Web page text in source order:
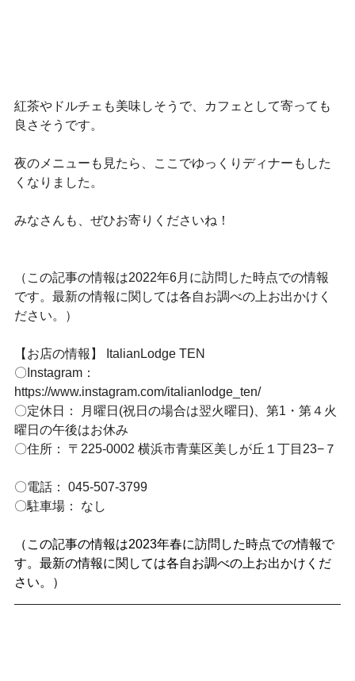
紅茶やドルチェも美味しそうで、カフェとして寄っても
良さそうです。
夜のメニューも見たら、ここでゆっくりディナーもした
くなりました。
みなさんも、ぜひお寄りくださいね！
（この記事の情報は2022年6月に訪問した時点での情報
です。最新の情報に関しては各自お調べの上お出かけく
ださい。）
【お店の情報】 ItalianLodge TEN
〇Instagram：
https://www.instagram.com/italianlodge_ten/
〇定休日： 月曜日(祝日の場合は翌火曜日)、第1・第４火
曜日の午後はお休み
〇住所： 〒225-0002 横浜市青葉区美しが丘１丁目23−７
〇電話： 045-507-3799
〇駐車場： なし
（この記事の情報は2023年春に訪問した時点での情報で
す。最新の情報に関しては各自お調べの上お出かけくだ
さい。）